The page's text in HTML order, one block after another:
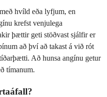
hvíld eða lyfjum, en
krefst venjulega
þættir geti stöðvast sjálfir er
að því að takast á við rót
Að hunsa angínu getur
tímanum.